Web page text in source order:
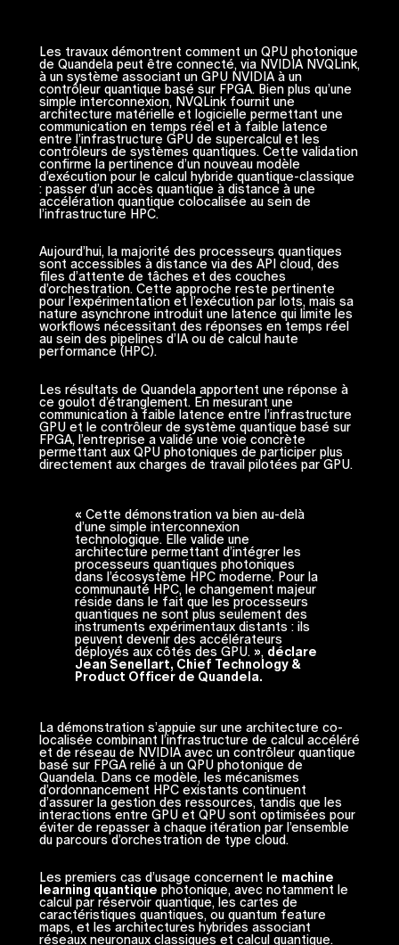
Les travaux démontrent comment un QPU photonique
de Quandela peut être connecté, via NVIDIA NVQLink,
à un système associant un GPU NVIDIA à un
contrôleur quantique basé sur FPGA. Bien plus qu’une
simple interconnexion, NVQLink fournit une
architecture matérielle et logicielle permettant une
communication en temps réel et à faible latence
entre l’infrastructure GPU de supercalcul et les
contrôleurs de systèmes quantiques. Cette validation
confirme la pertinence d’un nouveau modèle
d’exécution pour le calcul hybride quantique-classique
: passer d’un accès quantique à distance à une
accélération quantique colocalisée au sein de
l’infrastructure HPC.
Aujourd’hui, la majorité des processeurs quantiques
sont accessibles à distance via des API cloud, des
files d’attente de tâches et des couches
d’orchestration. Cette approche reste pertinente
pour l’expérimentation et l’exécution par lots, mais sa
nature asynchrone introduit une latence qui limite les
workflows nécessitant des réponses en temps réel
au sein des pipelines d’IA ou de calcul haute
performance (HPC).
Les résultats de Quandela apportent une réponse à
ce goulot d’étranglement. En mesurant une
communication à faible latence entre l’infrastructure
GPU et le contrôleur de système quantique basé sur
FPGA, l’entreprise a validé une voie concrète
permettant aux QPU photoniques de participer plus
directement aux charges de travail pilotées par GPU.
« Cette démonstration va bien au-delà
d’une simple interconnexion
technologique. Elle valide une
architecture permettant d’intégrer les
processeurs quantiques photoniques
dans l’écosystème HPC moderne. Pour la
communauté HPC, le changement majeur
réside dans le fait que les processeurs
quantiques ne sont plus seulement des
instruments expérimentaux distants : ils
peuvent devenir des accélérateurs
déployés aux côtés des GPU. », déclare
Jean Senellart, Chief Technology &
Product Officer de Quandela.
La démonstration s’appuie sur une architecture co-
localisée combinant l’infrastructure de calcul accéléré
et de réseau de NVIDIA avec un contrôleur quantique
basé sur FPGA relié à un QPU photonique de
Quandela. Dans ce modèle, les mécanismes
d’ordonnancement HPC existants continuent
d’assurer la gestion des ressources, tandis que les
interactions entre GPU et QPU sont optimisées pour
éviter de repasser à chaque itération par l’ensemble
du parcours d’orchestration de type cloud.
Les premiers cas d’usage concernent le machine
learning quantique photonique, avec notamment le
calcul par réservoir quantique, les cartes de
caractéristiques quantiques, ou quantum feature
maps, et les architectures hybrides associant
réseaux neuronaux classiques et calcul quantique.